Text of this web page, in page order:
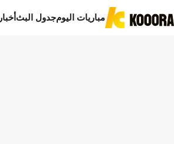
مباريات اليومجدول البثأخبار